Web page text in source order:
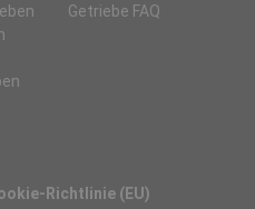
Getriebe FAQ
Richtlinie (EU)